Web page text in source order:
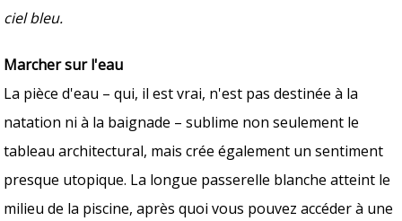
ciel bleu.
Marcher sur l'eau
La pièce d'eau – qui, il est vrai, n'est pas destinée à la
natation ni à la baignade – sublime non seulement le
tableau architectural, mais crée également un sentiment
presque utopique. La longue passerelle blanche atteint le
milieu de la piscine, après quoi vous pouvez accéder à une